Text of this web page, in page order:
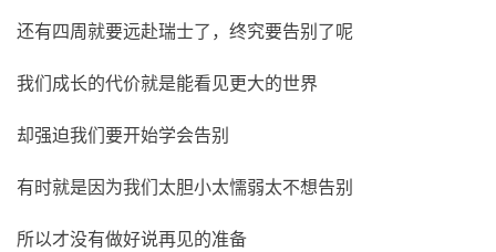
还有四周就要远赴瑞士了，终究要告别了呢
我们成长的代价就是能看见更大的世界
却强迫我们要开始学会告别
有时就是因为我们太胆小太懦弱太不想告别
所以才没有做好说再见的准备